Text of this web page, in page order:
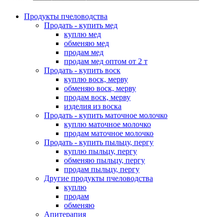
Продукты пчеловодства
Продать - купить мед
куплю мед
обменяю мед
продам мед
продам мед оптом от 2 т
Продать - купить воск
куплю воск, мерву
обменяю воск, мерву
продам воск, мерву
изделия из воска
Продать - купить маточное молочко
куплю маточное молочко
продам маточное молочко
Продать - купить пыльцу, пергу
куплю пыльцу, пергу
обменяю пыльцу, пергу
продам пыльцу, пергу
Другие продукты пчеловодства
куплю
продам
обменяю
Апитерапия